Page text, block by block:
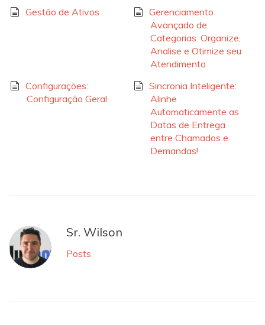
Gestão de Ativos
Gerenciamento
Avançado de
Categorias: Organize,
Analise e Otimize seu
Atendimento
Configurações:
Configuração Geral
Sincronia Inteligente:
Alinhe
Automaticamente as
Datas de Entrega
entre Chamados e
Demandas!
Sr. Wilson
Posts